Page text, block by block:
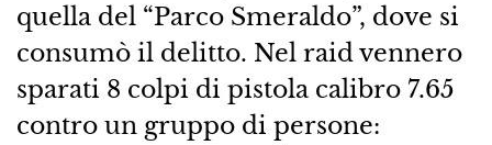
quella del “Parco Smeraldo”, dove si
consumò il delitto. Nel raid vennero
sparati 8 colpi di pistola calibro 7.65
contro un gruppo di persone: